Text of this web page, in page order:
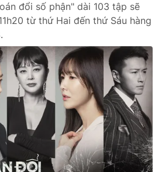
đổi số phận" dài 103 tập sẽ
từ thứ Hai đến thứ Sáu hàng